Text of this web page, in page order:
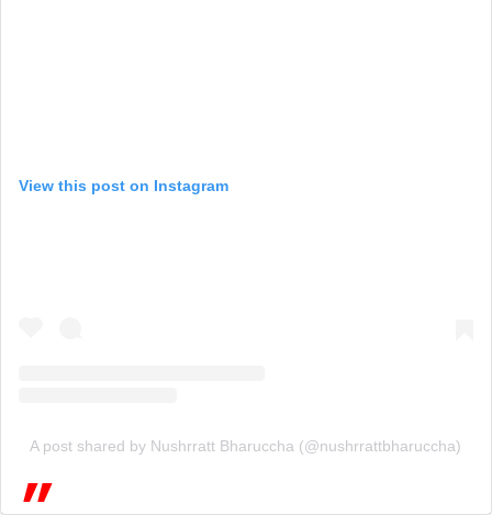
View this post on Instagram
A post shared by Nushrratt Bharuccha (@nushrrattbharuccha)